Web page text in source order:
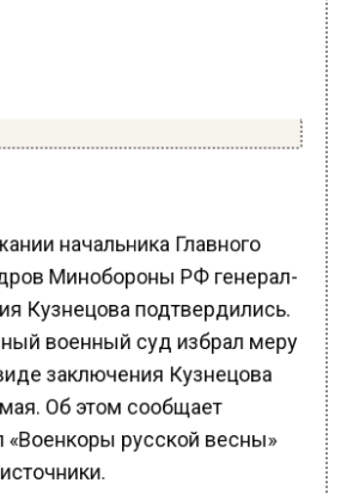
Минобороны РФ генерал-
Кузнецова подтвердились.
военный суд избрал меру
заключения Кузнецова
Об этом сообщает
«Военкоры русской весны»